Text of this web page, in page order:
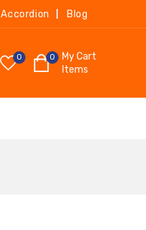
Accordion Blog
0 0
My Cart
Items